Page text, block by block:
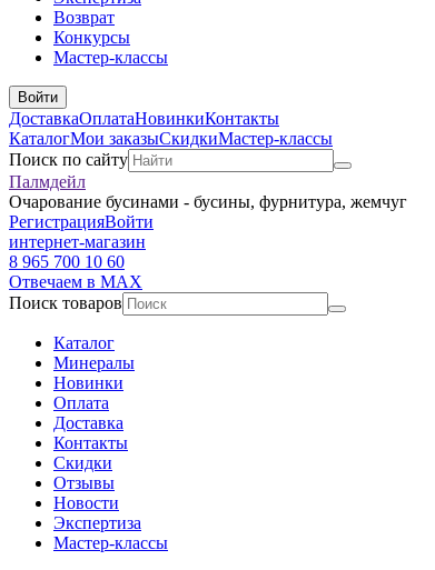
Возврат
Конкурсы
Мастер-классы
Войти
ДоставкаОплатаНовинкиКонтакты
КаталогМои заказыСкидкиМастер-классы
Поиск по сайту
Палмдейл
Очарование бусинами - бусины, фурнитура, жемчуг
РегистрацияВойти
интернет-магазин
8 965 700 10 60
Отвечаем в MAX
Поиск товаров
Каталог
Минералы
Новинки
Оплата
Доставка
Контакты
Скидки
Отзывы
Новости
Экспертиза
Мастер-классы